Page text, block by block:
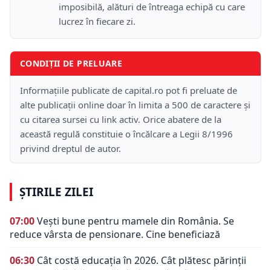
imposibilă, alături de întreaga echipă cu care
lucrez în fiecare zi.
CONDIȚII DE PRELUARE
Informațiile publicate de capital.ro pot fi preluate de
alte publicații online doar în limita a 500 de caractere și
cu citarea sursei cu link activ. Orice abatere de la
această regulă constituie o încălcare a Legii 8/1996
privind dreptul de autor.
ȘTIRILE ZILEI
07:00Vești bune pentru mamele din România. Se
reduce vârsta de pensionare. Cine beneficiază
06:30 Cât costă educația în 2026. Cât plătesc părinții